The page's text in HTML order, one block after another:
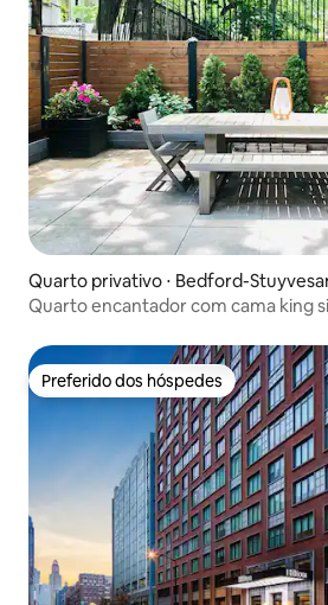
Quarto privativo ⋅ Bedford-
Quarto encantador com cama king
Preferido dos hóspedes
Preferido dos hóspedes